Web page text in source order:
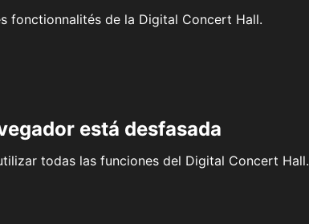
fonctionnalités de la Digital Concert Hall.
está desfasada
todas las funciones del Digital Concert Hall.